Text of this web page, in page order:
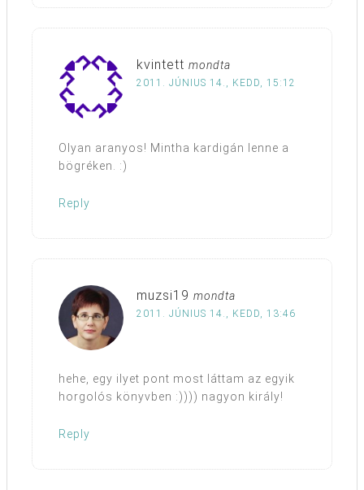
kvintett mondta
2011. JÚNIUS 14., KEDD, 15:12
Olyan aranyos! Mintha kardigán lenne a
bögréken. :)
Reply
muzsi19 mondta
2011. JÚNIUS 14., KEDD, 13:46
hehe, egy ilyet pont most láttam az egyik
horgolós könyvben :)))) nagyon király!
Reply